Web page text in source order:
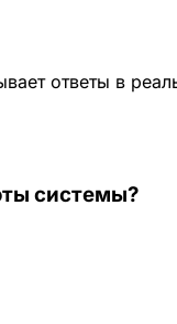
ответы в
системы?